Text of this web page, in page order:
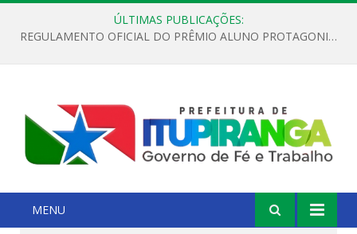
ÚLTIMAS PUBLICAÇÕES:
REGULAMENTO OFICIAL DO PRÊMIO ALUNO PROTAGONISTA – EDIÇÃO 2026
MENU